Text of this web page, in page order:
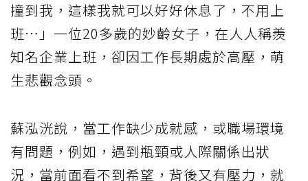
撞到我，這樣我就可以好好休息了，不用上
班…」一位20多歲的妙齡女子，在人人稱羨
知名企業上班，卻因工作長期處於高壓，萌
生悲觀念頭。
蘇泓洸說，當工作缺少成就感，或職場環境
有問題，例如，遇到瓶頸或人際關係出狀
況，當前面看不到希望，背後又有壓力，就